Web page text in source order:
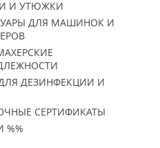
И УТЮЖКИ
ДЛЯ МАШИНОК И
ДЕЗИНФЕКЦИИ И
СЕРТИФИКАТЫ
%%